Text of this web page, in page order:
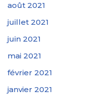
août 2021
juillet 2021
juin 2021
mai 2021
février 2021
janvier 2021